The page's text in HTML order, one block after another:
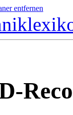
entfernen